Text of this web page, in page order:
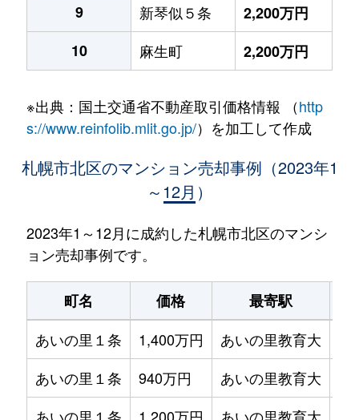
9
新琴似５条
2,200万円
10
麻生町 2,200万円
※出典：国土交通省不動産取引価格情報 （http
s://www.reinfolib.mlit.go.jp/）を加工して作成
札幌市北区のマンション売却事例（2023年1
～12月）
2023年1～12月に成約した札幌市北区のマンシ
ョン売却事例です。
町名 価格 最寄駅
あいの里１条
1,400万円 あいの里教育大
あいの里１条
940万円 あいの里教育大